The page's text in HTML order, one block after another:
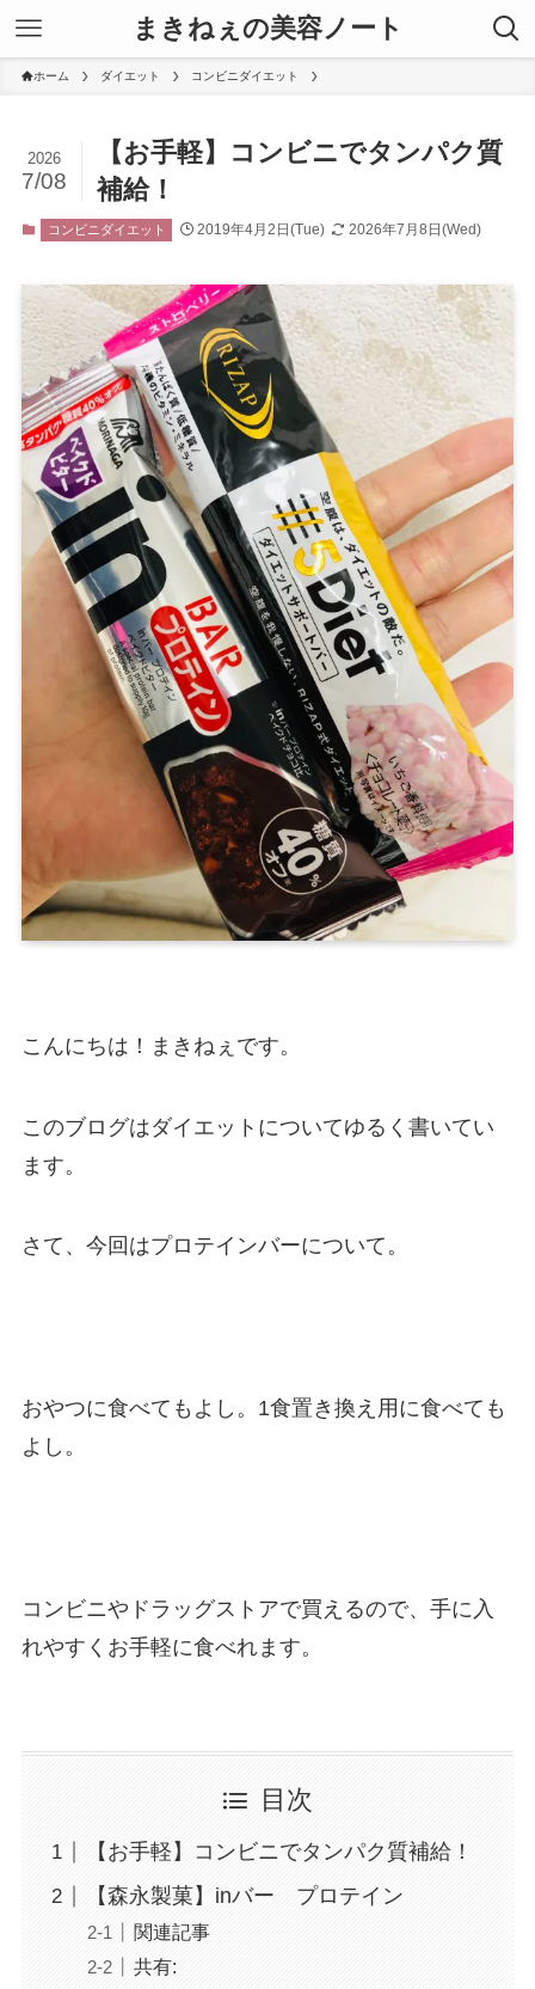
まきねぇの美容ノート
ホーム ダイエット コンビニダイエット
【お手軽】コンビニでタンパク質
補給！
2026
7/08
コンビニダイエット 2019年4月2日(Tue) 2026年7月8日(Wed)
こんにちは！まきねぇです。
このブログはダイエットについてゆるく書いてい
ます。
さて、今回はプロテインバーについて。
おやつに食べてもよし。1食置き換え用に食べても
よし。
コンビニやドラッグストアで買えるので、手に入
れやすくお手軽に食べれます。
目次
【お手軽】コンビニでタンパク質補給！
【森永製菓】inバー プロテイン
関連記事
共有: